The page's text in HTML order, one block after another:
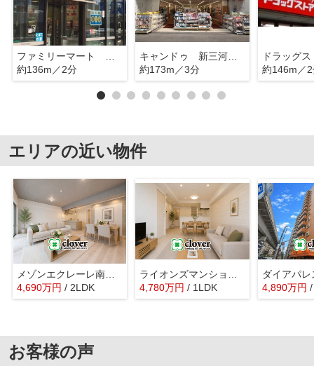
ファミリーマート 新三河島駅前店
約136m／2分
キャンドゥ 新三河島店
約173m／3分
約146m／
エリアの近い物件
メゾンエクレーレ南千住
4,690万円 / 2LDK
4,780万円 / 1LDK
ダイアパレ
4,890万円
お客様の声